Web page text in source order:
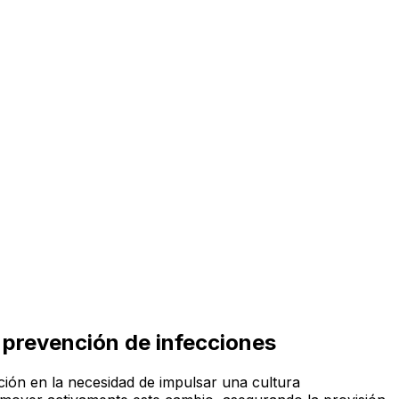
de infecciones
en la necesidad de impulsar una cultura